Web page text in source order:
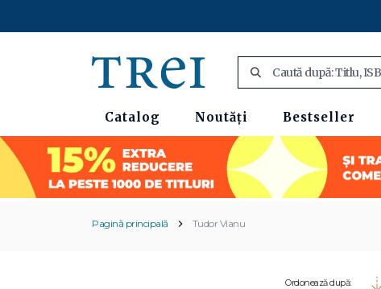
Catalog Noutăți Bestseller
Pagină principală Tudor Vianu
Ordonează după: